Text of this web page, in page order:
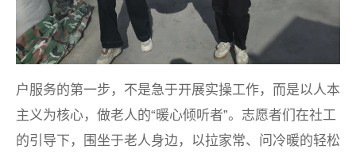
户服务的第一步，不是急于开展实操工作，而是以人本
主义为核心，做老人的“暖心倾听者”。志愿者们在社工
的引导下，围坐于老人身边，以拉家常、问冷暖的轻松